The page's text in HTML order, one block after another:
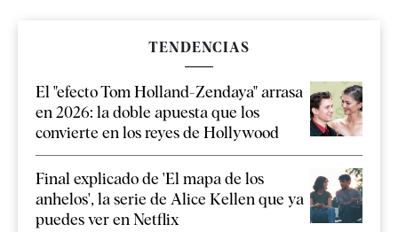
TENDENCIAS
El "efecto Tom Holland-Zendaya" arrasa
en 2026: la doble apuesta que los
convierte en los reyes de Hollywood
Final explicado de 'El mapa de los
anhelos', la serie de Alice Kellen que ya
puedes ver en Netflix